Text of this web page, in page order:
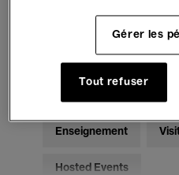
Musique électronique
Enseignement
Hosted Events
Gérer les
Tout refuser